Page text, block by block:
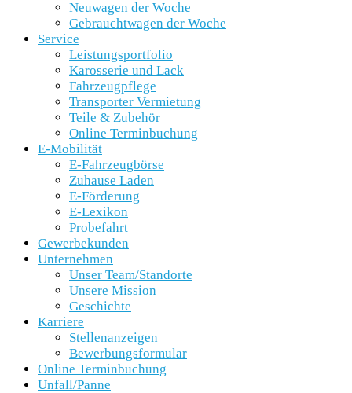
Neuwagen der Woche
Gebrauchtwagen der Woche
Service
Leistungsportfolio
Karosserie und Lack
Fahrzeugpflege
Transporter Vermietung
Teile & Zubehör
Online Terminbuchung
E-Mobilität
E-Fahrzeugbörse
Zuhause Laden
E-Förderung
E-Lexikon
Probefahrt
Gewerbekunden
Unternehmen
Unser Team/Standorte
Unsere Mission
Geschichte
Karriere
Stellenanzeigen
Bewerbungsformular
Online Terminbuchung
Unfall/Panne